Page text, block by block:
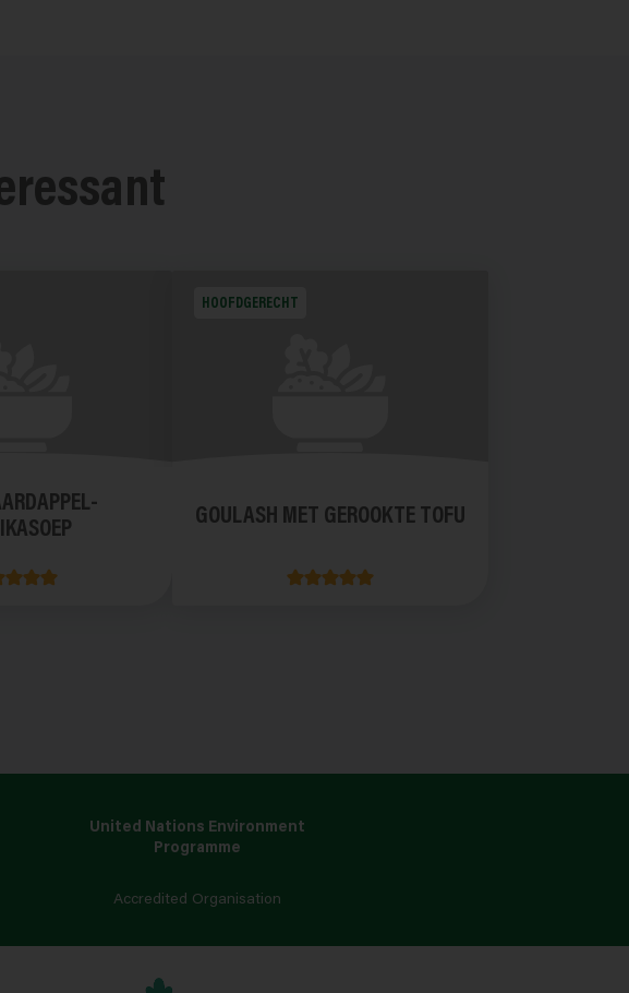
HOOFDGERECHT
GOULASH MET GEROOKTE TOFU
United Nations Environment
Programme
Accredited Organisation